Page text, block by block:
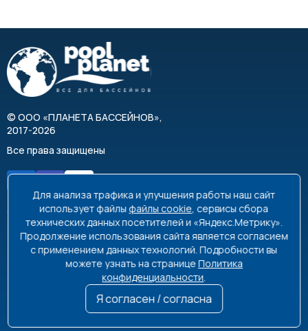
© ООО «ПЛАНЕТА БАССЕЙНОВ»,
2017-2026
Все права защищены
8 495 663-99-48
8 800 350-99-08
info@poolplanet.ru
г. Москва, проспект Мира, д. 61
Пн-Пт 9:00-18:00 Сб-Вс выходной
Для анализа трафика и улучшения работы наш сайт
использует файлы файлы cookie, сервисы сбора
технических данных посетителей и «Яндекс.Метрику».
Продолжение использования сайта является согласием
с применением данных технологий. Подробности вы
можете узнать на страницеПолитика
конфиденциальности.
Я согласен / согласна